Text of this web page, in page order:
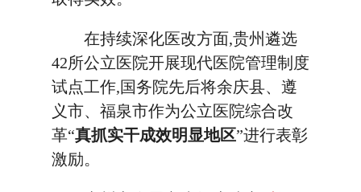
在持续深化医改方面,贵州遴选
42所公立医院开展现代医院管理制度
试点工作,国务院先后将余庆县、遵
义市、福泉市作为公立医院综合改
革“真抓实干成效明显地区”进行表彰
激励。